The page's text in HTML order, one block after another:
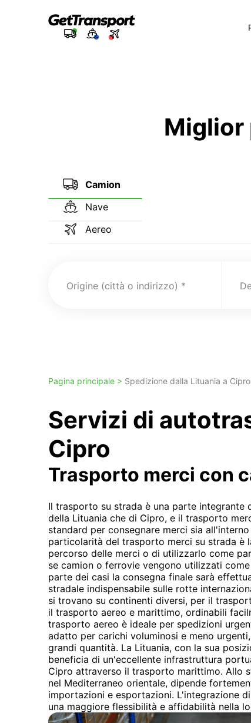
Miglior
Camion
Nave
Aereo
Origine (città o indirizzo)
Pagina principale > Spedizione dalla Lituania a Cipro
Servizi di
Cipro
Trasporto merci con
Il trasporto su strada è una parte integrante
della Lituania che di Cipro, e il trasporto
standard per consegnare merci sia
particolarità del trasporto merci su strada è
percorso delle merci o di utilizzarlo come
se camion o ferrovie vengono utilizzati
parte dei casi la consegna finale sarà
stradale indispensabile sulle rotte
si trovano su continenti diversi, per il
il trasporto aereo e marittimo, ordinabili
trasporto aereo è ideale per spedizioni
adatto per carichi voluminosi e meno
grandi quantità. La Lituania, con la sua
beneficia di un'eccellente infrastruttura
Cipro attraverso il trasporto marittimo. Allo
nel Mediterraneo orientale, dipende
importazioni e esportazioni. L'integrazione
una maggiore flessibilità e affidabilità nella